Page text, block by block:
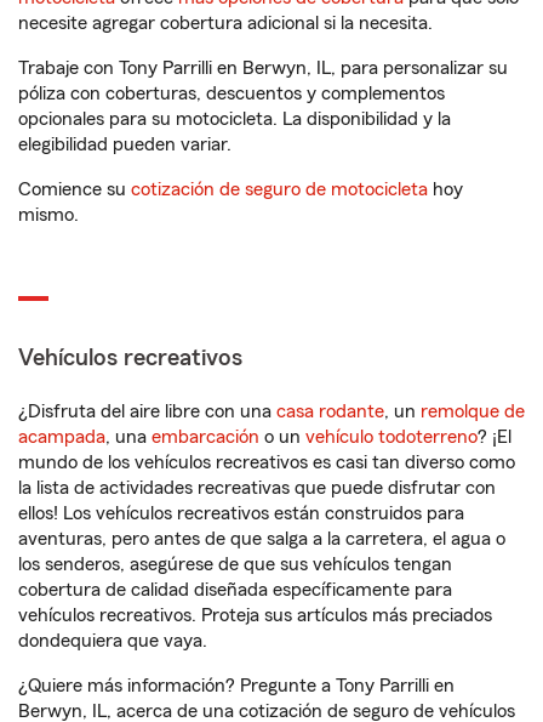
necesite agregar cobertura adicional si la necesita.
Trabaje con Tony Parrilli en Berwyn, IL, para personalizar su
póliza con coberturas, descuentos y complementos
opcionales para su motocicleta. La disponibilidad y la
elegibilidad pueden variar.
Comience su cotización de seguro de motocicleta hoy
mismo.
Vehículos recreativos
¿Disfruta del aire libre con una casa rodante, un remolque de
acampada, una embarcación o un vehículo todoterreno? ¡El
mundo de los vehículos recreativos es casi tan diverso como
la lista de actividades recreativas que puede disfrutar con
ellos! Los vehículos recreativos están construidos para
aventuras, pero antes de que salga a la carretera, el agua o
los senderos, asegúrese de que sus vehículos tengan
cobertura de calidad diseñada específicamente para
vehículos recreativos. Proteja sus artículos más preciados
dondequiera que vaya.
¿Quiere más información? Pregunte a Tony Parrilli en
Berwyn, IL, acerca de una cotización de seguro de vehículos